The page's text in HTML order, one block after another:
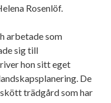
Rosenlöf.
arbetade som
sig till
hon sitt eget
De
trädgård som har